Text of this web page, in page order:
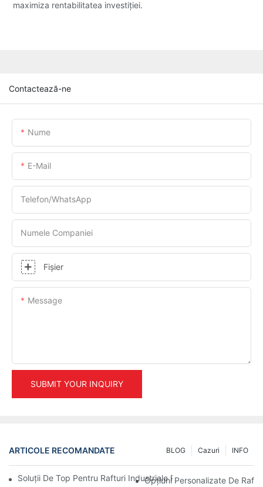
maximiza rentabilitatea investiției.
Contactează-ne
Nume
E-Mail
Telefon/WhatsApp
Numele Companiei
Fişier
Message
SUBMIT YOUR INQUIRY
ARTICOLE RECOMANDATE INFO
Cazuri
BLOG
Soluții De Top Pentru Rafturi Industriale Pentru O Gestionare
Opțiuni Personalizate De